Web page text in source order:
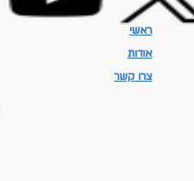
ראשי
אודות
צרו קשר